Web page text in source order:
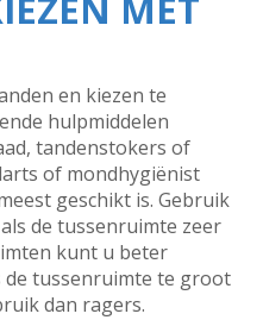
en kiezen te
hulpmiddelen
tandenstokers of
of mondhygiënist
geschikt is. Gebruik
de tussenruimte zeer
kunt u beter
tussenruimte te groot
dan ragers.